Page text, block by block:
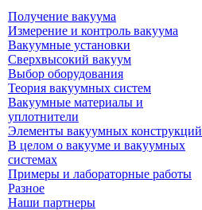
Получение вакуума
Измерение и контроль вакуума
Вакуумные установки
Сверхвысокий вакуум
Выбор оборудования
Теория вакуумных систем
Вакуумные материалы и
уплотнители
Элементы вакуумных конструкций
В целом о вакууме и вакуумных
системах
Примеры и лабораторные работы
Разное
Наши партнеры